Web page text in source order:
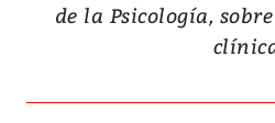
de la Psicología,